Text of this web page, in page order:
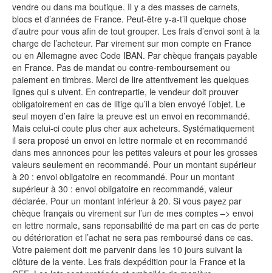
vendre ou dans ma boutique. Il y a des masses de carnets,
blocs et d’années de France. Peut-être y-a-t’il quelque chose
d’autre pour vous afin de tout grouper. Les frais d’envoi sont à la
charge de l’acheteur. Par virement sur mon compte en France
ou en Allemagne avec Code IBAN. Par chèque français payable
en France. Pas de mandat ou contre-remboursement ou
paiement en timbres. Merci de lire attentivement les quelques
lignes qui s uivent. En contrepartie, le vendeur doit prouver
obligatoirement en cas de litige qu’il a bien envoyé l’objet. Le
seul moyen d’en faire la preuve est un envoi en recommandé.
Mais celui-ci coute plus cher aux acheteurs. Systématiquement
il sera proposé un envoi en lettre normale et en recommandé
dans mes annonces pour les petites valeurs et pour les grosses
valeurs seulement en recommandé. Pour un montant supérieur
à 20 : envoi obligatoire en recommandé. Pour un montant
supérieur à 30 : envoi obligatoire en recommandé, valeur
déclarée. Pour un montant inférieur à 20. Si vous payez par
chèque français ou virement sur l’un de mes comptes –> envoi
en lettre normale, sans reponsabilité de ma part en cas de perte
ou détérioration et l’achat ne sera pas remboursé dans ce cas.
Votre paiement doit me parvenir dans les 10 jours suivant la
clôture de la vente. Les frais dexpédition pour la France et la